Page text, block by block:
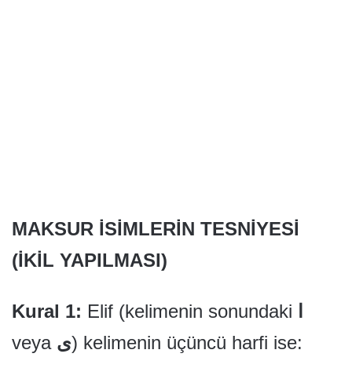
MAKSUR İSİMLERİN TESNİYESİ
(İKİL YAPILMASI)
Kural 1: Elif (kelimenin sonundaki
veya ى) kelimenin üçüncü harfi ise: